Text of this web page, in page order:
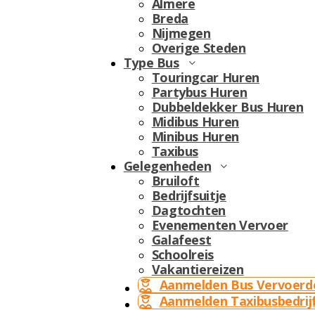
Almere
Breda
Nijmegen
Overige Steden
Type Bus
Touringcar Huren
Partybus Huren
Dubbeldekker Bus Huren
Midibus Huren
Minibus Huren
Taxibus
Gelegenheden
Bruiloft
Bedrijfsuitje
Dagtochten
Evenementen Vervoer
Galafeest
Schoolreis
Vakantiereizen
Aanmelden Bus
Aanmelden